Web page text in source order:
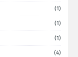
(1)
(1)
(1)
(4)